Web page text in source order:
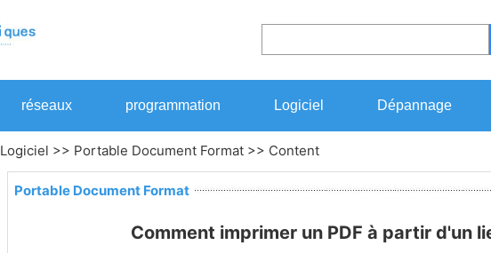
réseaux programmation Logiciel Dépannage
Logiciel >> Portable Document Format >> Content
Portable Document Format
Comment imprimer un PDF à partir d'un